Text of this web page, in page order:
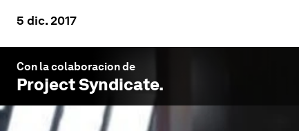
5 dic. 2017
Con la colaboracion de
Project Syndicate.